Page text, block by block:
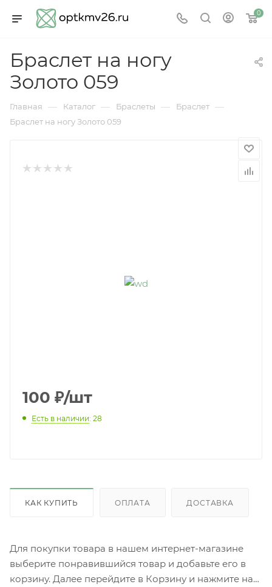
0
Браслет на ногу
Золото 059
Главная — Каталог — Браслеты — Браслет —
Браслет на ногу Золото 059
100 ₽/шт
Есть в наличии: 28
КАК КУПИТЬ ОПЛАТА ДОСТАВКА
Для покупки товара в нашем интернет-магазине
выберите понравившийся товар и добавьте его в
корзину. Далее перейдите в Корзину и нажмите на